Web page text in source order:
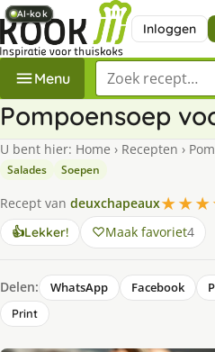
Inloggen
Menu Zoek een recept
Pompoensoep
U bent hier: Home › Recepten ›
Salades Soepen
Recept van deuxchapeaux
👍Lekker! Maak favoriet4
Delen: WhatsApp Facebook
Print
AI-kok
AI-kok
AI-kok
AI-kok
AI-kok